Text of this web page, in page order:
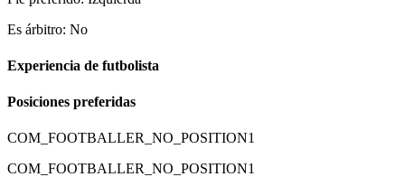
Es árbitro: No
Experiencia de futbolista
Posiciones preferidas
COM_FOOTBALLER_NO_POSITION1
COM_FOOTBALLER_NO_POSITION1